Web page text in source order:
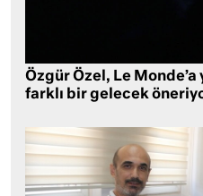
Özgür Özel, Le
farklı bir gelecek